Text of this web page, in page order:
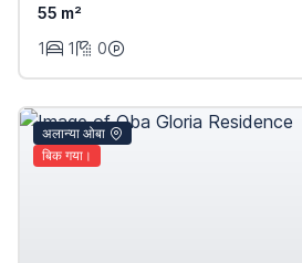
55 m²
1
1 0
अलान्या ओबा
बिक गया।